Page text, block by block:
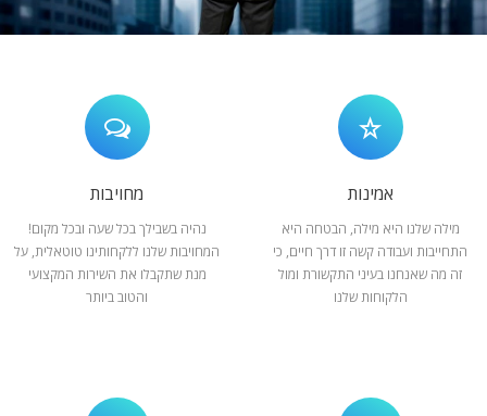
המלצות
צור קשר
אמינות
מילה שלנו היא מילה, הבטחה היא
התחייבות ועבודה קשה זו דרך חיים, כי
זה מה שאנחנו בעיני התקשורת ומול
הלקוחות שלנו
מחויבות
נהיה בשבילך בכל שעה ובכל מקום!
המחויבות שלנו ללקחותינו טוטאלית, על
מנת שתקבלו את השירות המקצועי
והטוב ביותר